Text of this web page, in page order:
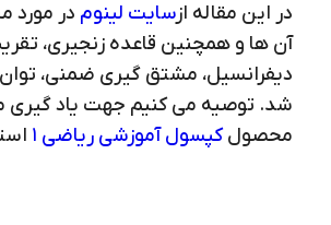
در این مقاله ازسایت لینوم در مورد
آن ها و همچنین قاعده زنجیری،
دیفرانسیل، مشتق گیری ضمنی،
شد. توصیه می کنیم جهت یاد گیری
محصولکپسول آموزشی ریاضی 1